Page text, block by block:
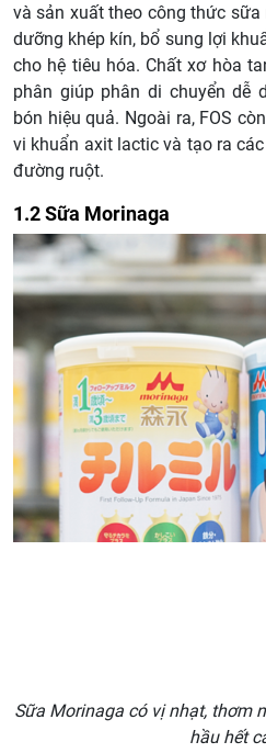
và sản xuất theo công thức
dưỡng khép kín, bổ sung lợi
cho hệ tiêu hóa. Chất xơ hòa
phân giúp phân di chuyển dễ
bón hiệu quả. Ngoài ra, FOS
vi khuẩn axit lactic và tạo ra
đường ruột.
1.2 Sữa Morinaga
Sữa Morinaga có vị nhạt, thơm
hầu hết